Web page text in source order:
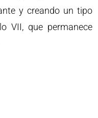
y creando un tipo
VII, que permanece